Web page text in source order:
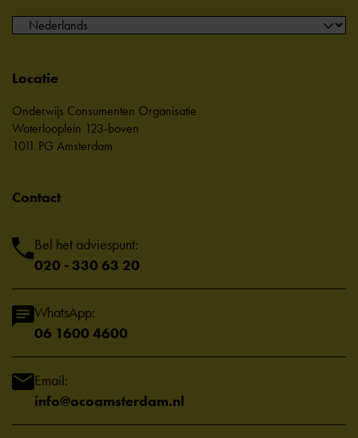
Locatie
Onderwijs Consumenten Organisatie
Waterlooplein 123-boven
1011 PG Amsterdam
Contact
Bel het adviespunt:
020 - 330 63 20
WhatsApp:
06 1600 4600
Email:
info@ocoamsterdam.nl